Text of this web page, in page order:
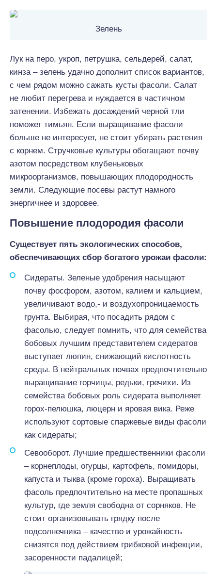
Зелень
Лук на перо, укроп, петрушка, сельдерей, салат,
кинза – зелень удачно дополнит список вариантов,
с чем рядом можно сажать кусты фасоли. Салат
не любит перегрева и нуждается в частичном
затенении. Избежать досаждений черной тли
поможет тимьян. Если выращивание фасоли
больше не интересует, не стоит убирать растения
с корнем. Стручковые культуры обогащают почву
азотом посредством клубеньковых
микроорганизмов, повышающих плодородность
земли. Следующие посевы растут намного
энергичнее и здоровее.
Повышение плодородия фасоли
Существует пять экологических способов,
обеспечивающих сбор богатого урожаи фасоли:
Сидераты. Зеленые удобрения насыщают
почву фосфором, азотом, калием и кальцием,
увеличивают водо,- и воздухопроницаемость
грунта. Выбирая, что посадить рядом с
фасолью, следует помнить, что для семейства
бобовых лучшим представителем сидератов
выступает люпин, снижающий кислотность
среды. В нейтральных почвах предпочтительно
выращивание горчицы, редьки, гречихи. Из
семейства бобовых роль сидерата выполняет
горох-пелюшка, люцерн и яровая вика. Реже
используют сортовые спаржевые виды фасоли
как сидераты;
Севооборот. Лучшие предшественники фасоли
– корнеплоды, огурцы, картофель, помидоры,
капуста и тыква (кроме гороха). Выращивать
фасоль предпочтительно на месте пропашных
культур, где земля свободна от сорняков. Не
стоит организовывать грядку после
подсолнечника – качество и урожайность
снизятся под действием грибковой инфекции,
засоренности падалицей;